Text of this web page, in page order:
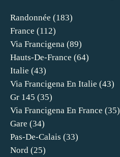
Randonnée (183)
France (112)
Via Francigena (89)
Hauts-De-France (64)
Italie (43)
Via Francigena En Italie (43)
Gr 145 (35)
Via Francigena En France (35)
Gare (34)
Pas-De-Calais (33)
Nord (25)